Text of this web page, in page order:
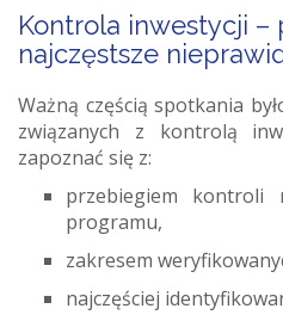
Kontrola inwestycji –
najczęstsze
Ważną częścią spotkania
związanych z kontrolą
zapoznać się z:
przebiegiem kontroli
programu,
zakresem
najczęściej